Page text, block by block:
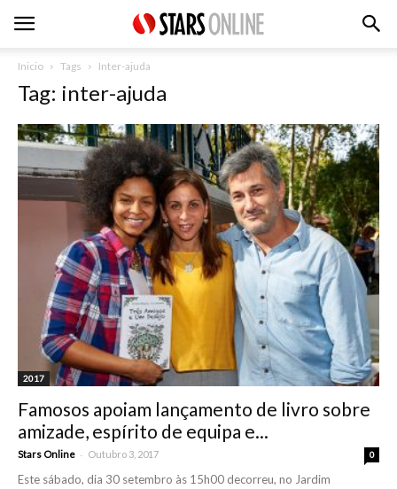
Inicio Tags Inter-ajuda
Tag: inter-ajuda
2017
Famosos apoiam lançamento de livro sobre
amizade, espírito de equipa e...
Stars Online - Outubro 3, 2017 0
Este sábado, dia 30 setembro às 15h00 decorreu, no Jardim